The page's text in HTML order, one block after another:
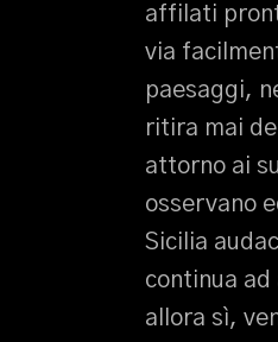
affilati
via
paesaggi,
ritira mai
attorno ai
osservano
Sicilia
continua
allora sì,